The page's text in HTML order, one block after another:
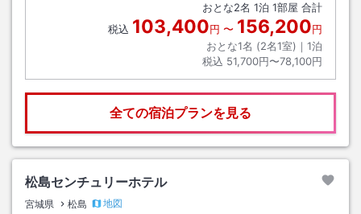
おとな2名 1泊 1部屋 合計
税込 103,400円 〜 156,200円
おとな1名 (2名1室)｜ 1泊
税込 51,700円〜78,100円
全ての宿泊プランを見る
松島センチュリーホテル
宮城県 松島
地図